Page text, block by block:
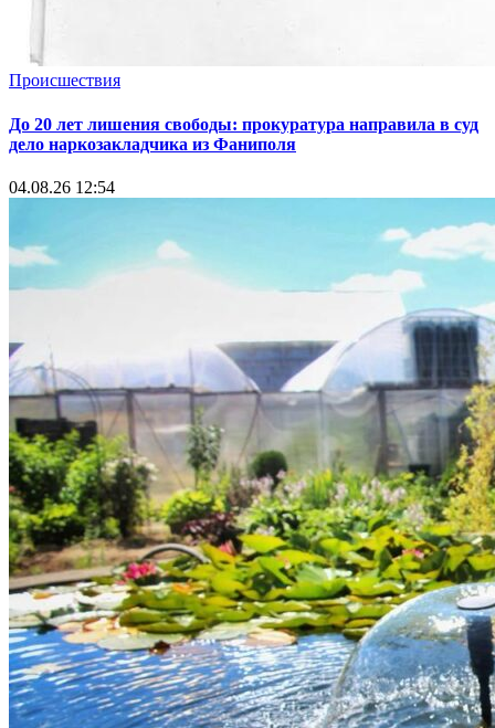
Происшествия
До 20 лет лишения свободы: прокуратура направила в суд
дело наркозакладчика из Фаниполя
04.08.26 12:54